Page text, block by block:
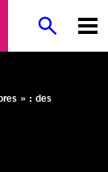
» : des